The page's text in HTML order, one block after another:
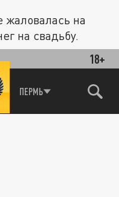
18+
ПЕРМЬ
жаловалась на
на свадьбу.
и...